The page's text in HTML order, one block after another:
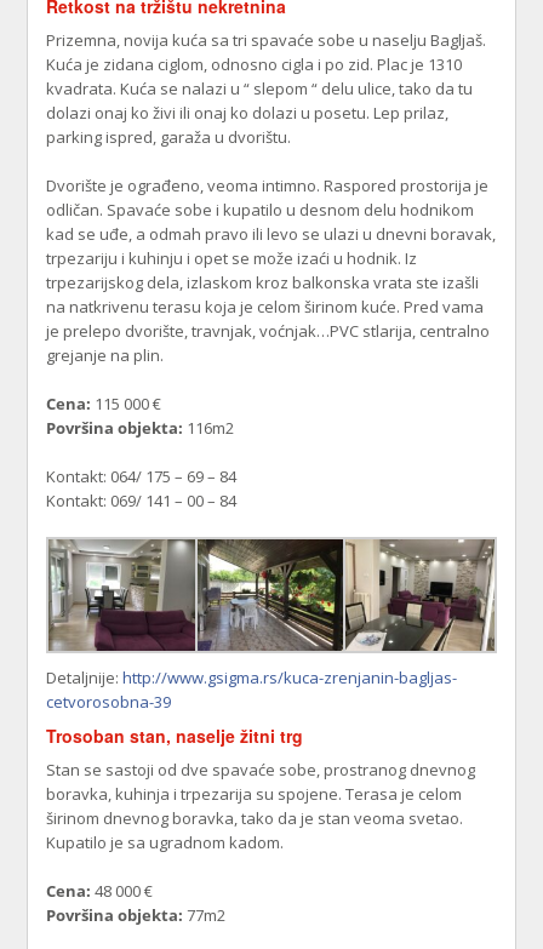
Retkost na tržištu nekretnina
Prizemna, novija kuća sa tri spavaće sobe u naselju Bagljaš.
Kuća je zidana ciglom, odnosno cigla i po zid. Plac je 1310
kvadrata. Kuća se nalazi u “ slepom “ delu ulice, tako da tu
dolazi onaj ko živi ili onaj ko dolazi u posetu. Lep prilaz,
parking ispred, garaža u dvorištu.
Dvorište je ograđeno, veoma intimno. Raspored prostorija je
odličan. Spavaće sobe i kupatilo u desnom delu hodnikom
kad se uđe, a odmah pravo ili levo se ulazi u dnevni boravak,
trpezariju i kuhinju i opet se može izaći u hodnik. Iz
trpezarijskog dela, izlaskom kroz balkonska vrata ste izašli
na natkrivenu terasu koja je celom širinom kuće. Pred vama
je prelepo dvorište, travnjak, voćnjak…PVC stlarija, centralno
grejanje na plin.
Cena: 115 000 €
Površina objekta: 116m2
Kontakt: 064/ 175 – 69 – 84
Kontakt: 069/ 141 – 00 – 84
Detaljnije:http://www.gsigma.rs/kuca-zrenjanin-bagljas-
cetvorosobna-39
Trosoban stan, naselje žitni trg
Stan se sastoji od dve spavaće sobe, prostranog dnevnog
boravka, kuhinja i trpezarija su spojene. Terasa je celom
širinom dnevnog boravka, tako da je stan veoma svetao.
Kupatilo je sa ugradnom kadom.
Cena: 48 000 €
Površina objekta: 77m2